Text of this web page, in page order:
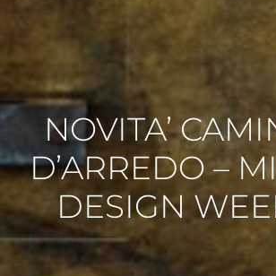
NOVITA’
D’ARREDO –
DESIGN